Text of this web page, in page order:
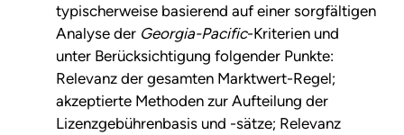
typischerweise basierend auf einer sorgfältigen
Analyse der Georgia-Pacific-Kriterien und
unter Berücksichtigung folgender Punkte:
Relevanz der gesamten Marktwert-Regel;
akzeptierte Methoden zur Aufteilung der
Lizenzgebührenbasis und -sätze; Relevanz